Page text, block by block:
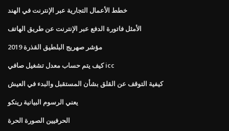
خطط الأعمال التجارية عبر الإنترنت في الهند
الأمثل فاتورة الدفع عبر الإنترنت عن طريق الهاتف
مؤشر صهريج البلطيق القذرة 2019
كيف يتم حساب معدل تشغيل صافي icc
كيفية التوقف عن القلق بشأن المستقبل والبدء في العيش
يعني الرسوم البيانية رينكو
الحرفيين الصورة الحرة